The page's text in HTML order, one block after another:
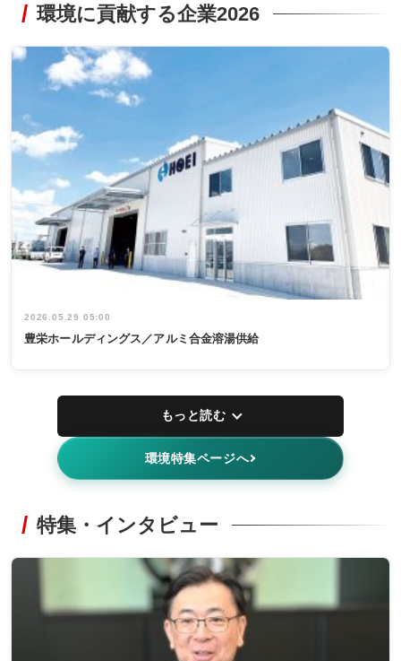
環境に貢献する企業2026
2026.05.29 05:00
豊栄ホールディングス／アルミ合金溶湯供給
もっと読む
環境特集ページへ
特集・インタビュー